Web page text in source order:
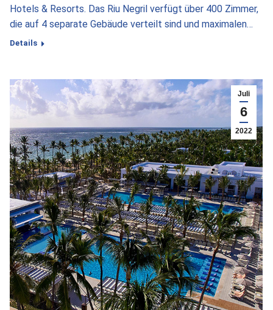
Hotels & Resorts. Das Riu Negril verfügt über 400 Zimmer,
die auf 4 separate Gebäude verteilt sind und maximalen…
Details
Juli
6
2022